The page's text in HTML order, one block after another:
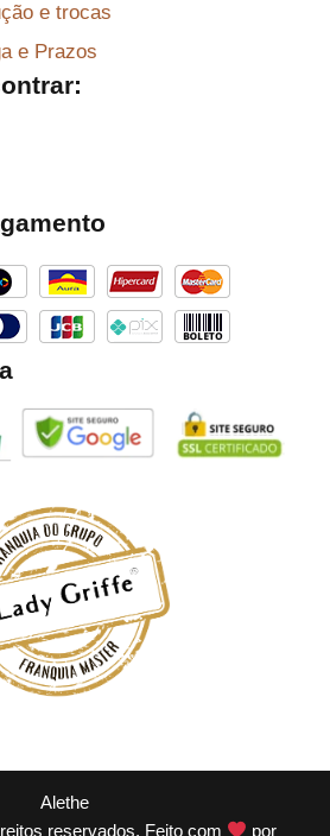
e trocas
e Prazos
Alethe
reservados. Feito com
por